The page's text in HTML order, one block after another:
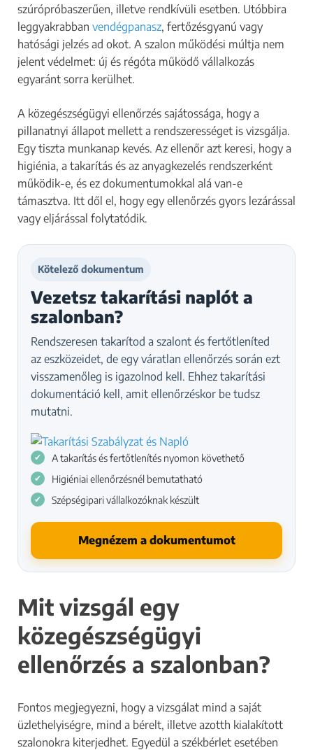
szúrópróbaszerűen, illetve rendkívüli esetben. Utóbbira
leggyakrabban vendégpanasz, fertőzésgyanú vagy
hatósági jelzés ad okot. A szalon működési múltja nem
jelent védelmet: új és régóta működő vállalkozás
egyaránt sorra kerülhet.
A közegészségügyi ellenőrzés sajátossága, hogy a
pillanatnyi állapot mellett a rendszerességet is vizsgálja.
Egy tiszta munkanap kevés. Az ellenőr azt keresi, hogy a
higiénia, a takarítás és az anyagkezelés rendszerként
működik-e, és ez dokumentumokkal alá van-e
támasztva. Itt dől el, hogy egy ellenőrzés gyors lezárással
vagy eljárással folytatódik.
Kötelező dokumentum
Vezetsz takarítási naplót a
szalonban?
Rendszeresen takarítod a szalont és fertőtleníted
az eszközeidet, de egy váratlan ellenőrzés során ezt
visszamenőleg is igazolnod kell. Ehhez takarítási
dokumentáció kell, amit ellenőrzéskor be tudsz
mutatni.
A takarítás és fertőtlenítés nyomon követhető
Higiéniai ellenőrzésnél bemutatható
Szépségipari vállalkozóknak készült
Megnézem a dokumentumot
Mit vizsgál egy
közegészségügyi
ellenőrzés a szalonban?
Fontos megjegyezni, hogy a vizsgálat mind a saját
üzlethelyiségre, mind a bérelt, illetve azotth kialakított
szalonokra kiterjedhet. Egyedül a székbérlet esetében